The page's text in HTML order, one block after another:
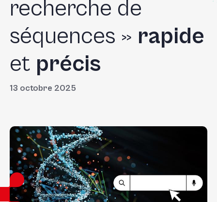
recherche de
séquences » rapide
et précis
13 octobre 2025